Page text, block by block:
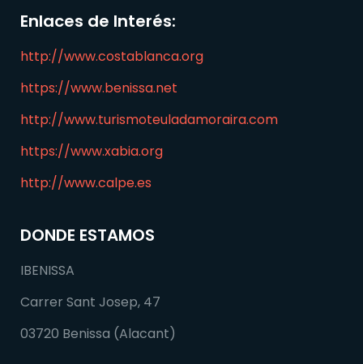
Enlaces de Interés:
http://www.costablanca.org
https://www.benissa.net
http://www.turismoteuladamoraira.com
https://www.xabia.org
http://www.calpe.es
DONDE ESTAMOS
IBENISSA
Carrer Sant Josep, 47
03720 Benissa (Alacant)